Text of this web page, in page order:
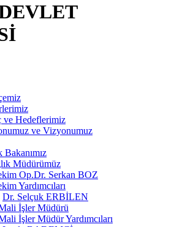
ve Hedeflerimiz
ve Vizyonumuz
Bakanımız
Müdürümüz
Op.Dr. Serkan BOZ
Yardımcıları
Dr. Selçuk ERBİLEN
İşler Müdürü
İşler Müdür Yardımcıları